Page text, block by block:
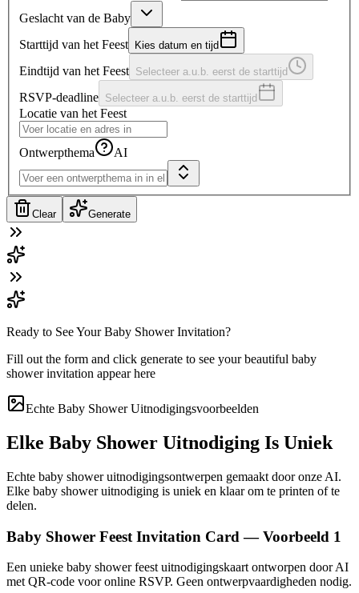
Geslacht van de Baby
Starttijd van het Feest
Kies datum en tijd
Eindtijd van het Feest Selecteer a.u.b. eerst de starttijd
RSVP-deadline Selecteer a.u.b. eerst de starttijd
Locatie van het Feest
Ontwerpthema AI
Clear Generate
Ready to See Your Baby Shower Invitation?
Fill out the form and click generate to see your beautiful baby
shower invitation appear here
Echte Baby Shower Uitnodigingsvoorbeelden
Elke Baby Shower Uitnodiging Is Uniek
Echte baby shower uitnodigingsontwerpen gemaakt door onze AI.
Elke baby shower uitnodiging is uniek en klaar om te printen of te
delen.
Baby Shower Feest Invitation Card — Voorbeeld 1
Een unieke baby shower feest uitnodigingskaart ontworpen door AI
met QR-code voor online RSVP. Geen ontwerpvaardigheden nodig.